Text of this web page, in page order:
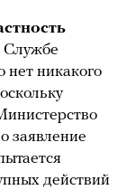
Службе
нет никакого
заявление
действий